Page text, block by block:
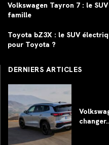
Volkswagen Tayron 7 : le
famille
Toyota bZ3X : le SUV
pour Toyota ?
DERNIERS ARTICLES